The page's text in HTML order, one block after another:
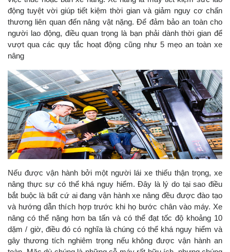
động tuyệt vời giúp tiết kiệm thời gian và giảm nguy cơ chấn
thương liên quan đến nâng vật nặng. Để đảm bảo an toàn cho
người lao động, điều quan trọng là bạn phải dành thời gian để
vượt qua các quy tắc hoạt động cũng như 5 mẹo an toàn xe
nâng
Nếu được vận hành bởi một người lái xe thiếu thận trọng, xe
nâng thực sự có thể khá nguy hiểm. Đây là lý do tại sao điều
bắt buộc là bất cứ ai đang vận hành xe nâng đều được đào tạo
và hướng dẫn thích hợp trước khi họ bước chân vào máy. Xe
nâng có thể nặng hơn ba tấn và có thể đạt tốc độ khoảng 10
dặm / giờ, điều đó có nghĩa là chúng có thể khá nguy hiểm và
gây thương tích nghiêm trọng nếu không được vận hành an